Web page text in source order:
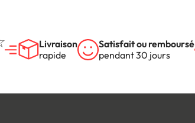
Livraison
rapide
Satisfait ou remboursé
pendant 30 jours